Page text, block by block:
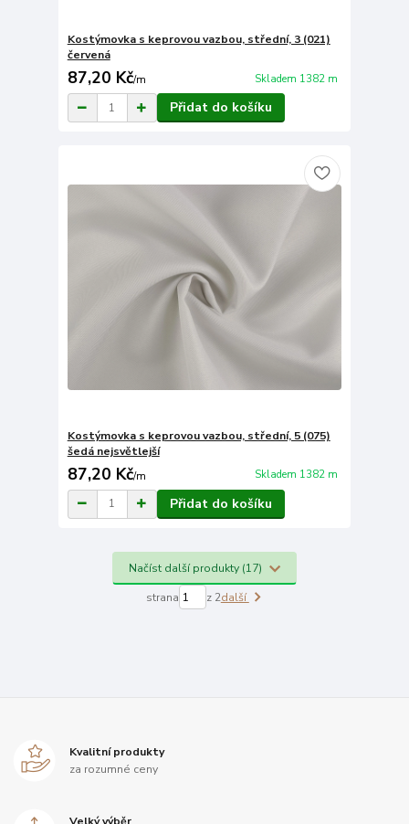
Kostýmovka s keprovou vazbou, střední, 3 (021)
červená
87,20 Kč/m Skladem 1382 m
Přidat do košíku
Kostýmovka s keprovou vazbou, střední, 5 (075)
šedá nejsvětlejší
87,20 Kč/m Skladem 1382 m
Přidat do košíku
Načíst další produkty (17)
strana z 2další
Kvalitní produkty
za rozumné ceny